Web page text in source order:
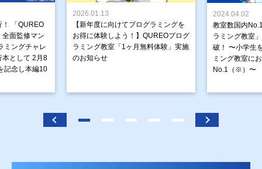
！ 「QUREO
面監修マン
ミングチャレ
本として 2月8
記念し本編10
2026.01.13
【新年度に向けてプログラミングを
お得に体験しよう！】QUREOプログ
ラミング教室「1ヶ月無料体験」実施
のお知らせ
2024.04.02
教室数国内
ラミング教室
破！ 〜小学生
ミング教室に
No.1（※）〜